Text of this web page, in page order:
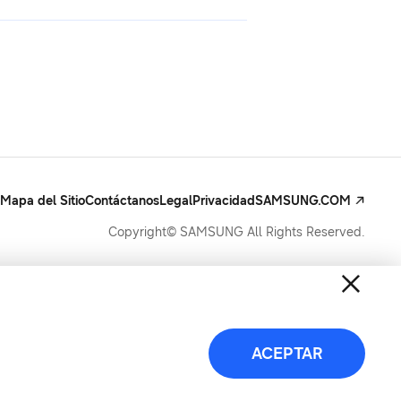
Mapa del SitioContáctanosLegalPrivacidadSAMSUNG.COM
Copyright© SAMSUNG All Rights Reserved.
ACEPTAR